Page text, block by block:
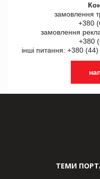
замовлення
+380
замовлення
+380
інші питання: +380
ТЕМИ